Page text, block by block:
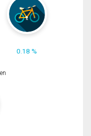
0.18 %